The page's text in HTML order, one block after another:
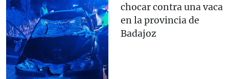
chocar contra una vaca
en la provincia de
Badajoz